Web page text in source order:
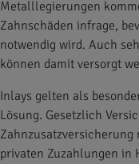
Metalllegierungen
Zahnschäden infrage,
notwendig wird. Auch
können damit versorgt
Inlays gelten als
Lösung. Gesetzlich
privaten Zuzahlungen in